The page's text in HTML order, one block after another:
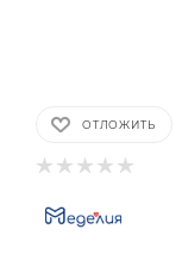
ОТЛОЖИТЬ